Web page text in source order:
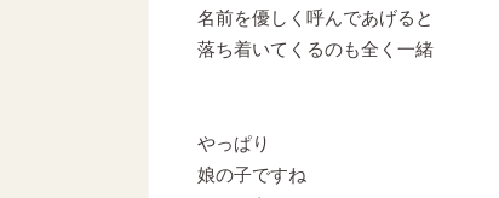
名前を優しく呼んであげると
落ち着いてくるのも全く一緒
やっぱり
娘の子ですね